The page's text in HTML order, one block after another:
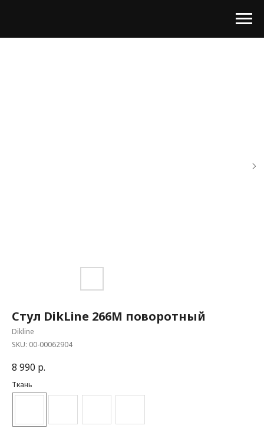
Стул DikLine 266М поворотный
Dikline
SKU: 00-00062904
8 990 р.
Ткань